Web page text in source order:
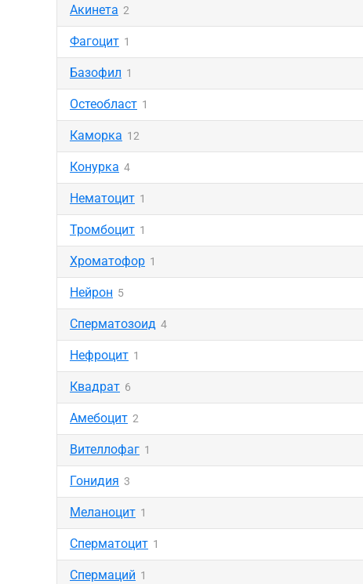
Акинета 2
Фагоцит 1
Базофил 1
Остеобласт 1
Каморка 12
Конурка 4
Нематоцит 1
Тромбоцит 1
Хроматофор 1
Нейрон 5
Сперматозоид 4
Нефроцит 1
Квадрат 6
Амебоцит 2
Вителлофаг 1
Гонидия 3
Меланоцит 1
Сперматоцит 1
Спермаций 1